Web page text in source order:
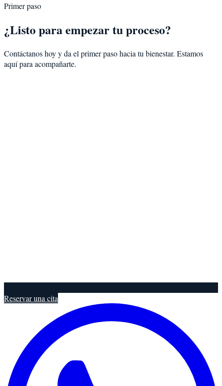
Primer paso
¿Listo para empezar tu proceso?
Contáctanos hoy y da el primer paso hacia tu bienestar. Estamos
aquí para acompañarte.
Reservar una cita